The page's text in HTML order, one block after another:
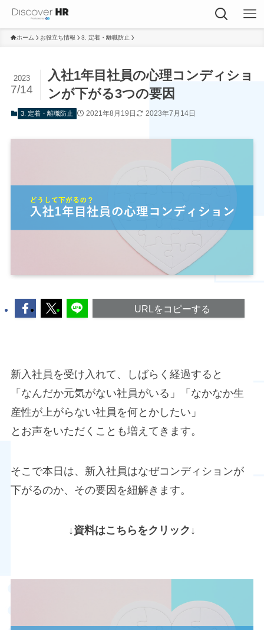
ホーム お役立ち情報 3. 定着・離職防止
入社1年目社員の心理コンディショ
ンが下がる3つの要因
2023
7/14
3. 定着・離職防止 2021年8月19日 2023年7月14日
URLをコピーする
新入社員を受け入れて、しばらく経過すると
「なんだか元気がない社員がいる」「なかなか生
産性が上がらない社員を何とかしたい」
とお声をいただくことも増えてきます。
そこで本日は、新入社員はなぜコンディションが
下がるのか、その要因を紐解きます。
↓資料はこちらをクリック↓